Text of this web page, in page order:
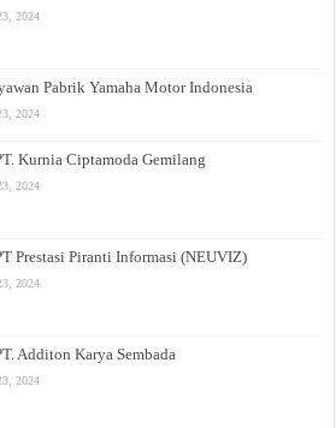
2024
Pabrik Yamaha Motor Indonesia
2024
Kurnia Ciptamoda Gemilang
2024
Prestasi Piranti Informasi (NEUVIZ)
2024
Additon Karya Sembada
2024